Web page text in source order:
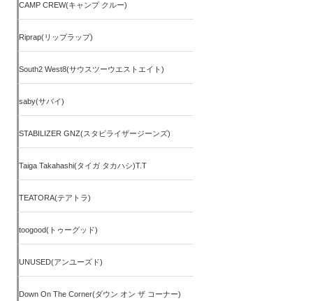
CAMP CREW(キャンプ クルー)
Riprap(リップラップ)
South2 West8(サウスツーウエストエイト)
saby(サバイ)
STABILIZER GNZ(スタビライザージーンズ)
Taiga Takahashi(タイガ タカハシ)T.T
TEATORA(テアトラ)
toogood(トゥーグッド)
UNUSED(アンユーズド)
Down On The Corner(ダウン オン ザ コーナー)